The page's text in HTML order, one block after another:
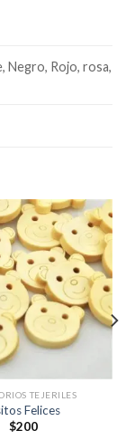
Negro, Rojo, rosa,
TEJERILES
Felices
$200